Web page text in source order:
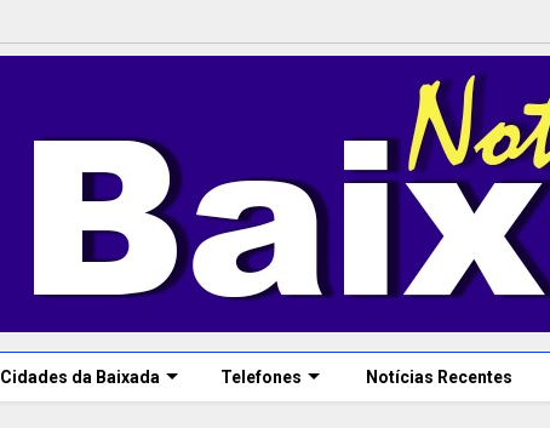
Cidades da Baixada Telefones Notícias Recentes